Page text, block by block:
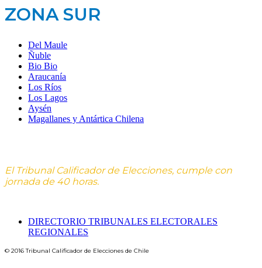
ZONA SUR
Del Maule
Ñuble
Bio Bio
Araucanía
Los Ríos
Los Lagos
Aysén
Magallanes y Antártica Chilena
El Tribunal Calificador de Elecciones, cumple con
jornada de 40 horas.
DIRECTORIO TRIBUNALES ELECTORALES
REGIONALES
© 2016 Tribunal Calificador de Elecciones de Chile